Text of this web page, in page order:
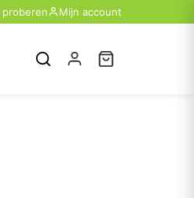
proberen Mijn account